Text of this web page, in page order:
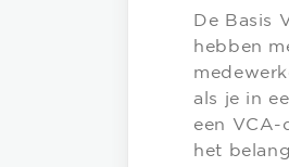
De Basis
hebben
als je in
een VCA-
het